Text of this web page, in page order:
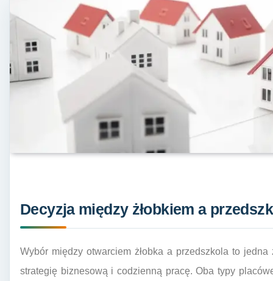
Decyzja między żłobkiem a
Wybór między otwarciem żłobka a przedszkola to
strategię biznesową i codzienną pracę. Oba typy